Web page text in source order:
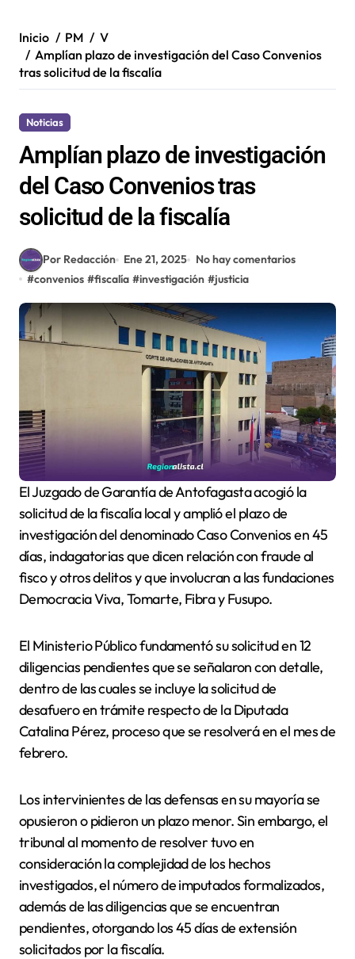
Inicio PM
V
Amplían plazo de investigación del Caso Convenios
tras solicitud de la fiscalía
Noticias
Amplían plazo de investigación
del Caso Convenios tras
solicitud de la fiscalía
Por Redacción Ene 21, 2025
No hay comentarios
#convenios #fiscalía #investigación #justicia
El Juzgado de Garantía de Antofagasta acogió la
solicitud de la fiscalía local y amplió el plazo de
investigación del denominado Caso Convenios en 45
días, indagatorias que dicen relación con fraude al
fisco y otros delitos y que involucran a las fundaciones
Democracia Viva, Tomarte, Fibra y Fusupo.
El Ministerio Público fundamentó su solicitud en 12
diligencias pendientes que se señalaron con detalle,
dentro de las cuales se incluye la solicitud de
desafuero en trámite respecto de la Diputada
Catalina Pérez, proceso que se resolverá en el mes de
febrero.
Los intervinientes de las defensas en su mayoría se
opusieron o pidieron un plazo menor. Sin embargo, el
tribunal al momento de resolver tuvo en
consideración la complejidad de los hechos
investigados, el número de imputados formalizados,
además de las diligencias que se encuentran
pendientes, otorgando los 45 días de extensión
solicitados por la fiscalía.